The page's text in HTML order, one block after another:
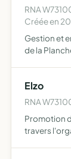
RNA
Créée en
Gestion et
de la
Elzo
RNA
Promotion
travers